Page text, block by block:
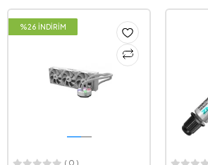
%26 İNDİRİM
( 0 )